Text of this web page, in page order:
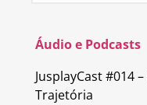
Áudio e Podcasts
JusplayCast #014
Trajetória